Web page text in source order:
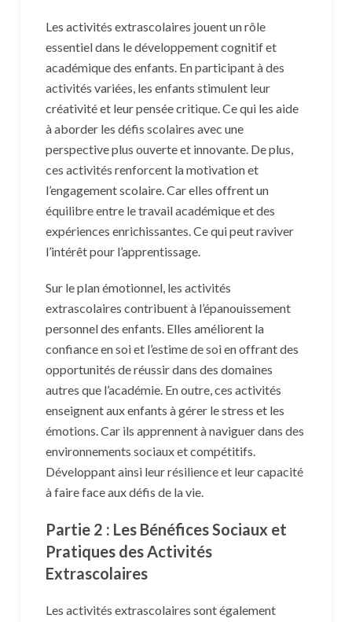
Les activités extrascolaires jouent un rôle
essentiel dans le développement cognitif et
académique des enfants. En participant à des
activités variées, les enfants stimulent leur
créativité et leur pensée critique. Ce qui les aide
à aborder les défis scolaires avec une
perspective plus ouverte et innovante. De plus,
ces activités renforcent la motivation et
l’engagement scolaire. Car elles offrent un
équilibre entre le travail académique et des
expériences enrichissantes. Ce qui peut raviver
l’intérêt pour l’apprentissage.
Sur le plan émotionnel, les activités
extrascolaires contribuent à l’épanouissement
personnel des enfants. Elles améliorent la
confiance en soi et l’estime de soi en offrant des
opportunités de réussir dans des domaines
autres que l’académie. En outre, ces activités
enseignent aux enfants à gérer le stress et les
émotions. Car ils apprennent à naviguer dans des
environnements sociaux et compétitifs.
Développant ainsi leur résilience et leur capacité
à faire face aux défis de la vie.
Partie 2 : Les Bénéfices Sociaux et
Pratiques des Activités
Extrascolaires
Les activités extrascolaires sont également